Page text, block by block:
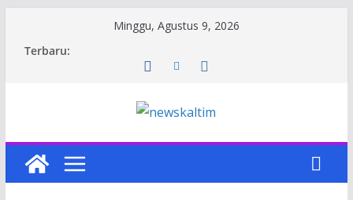
Minggu, Agustus 9, 2026
Terbaru: